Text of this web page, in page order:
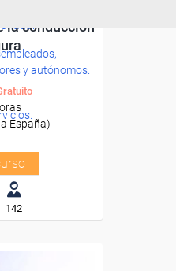
y autónomos.
la conducción
España)
142